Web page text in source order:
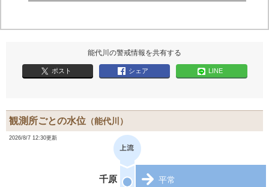
能代川の警戒情報を共有する
ポスト シェア LINE
観測所ごとの水位 （能代川）
2026/8/7 12:30更新
千原 平常